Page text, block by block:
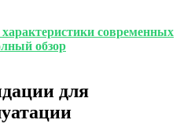
современных
обзор
для